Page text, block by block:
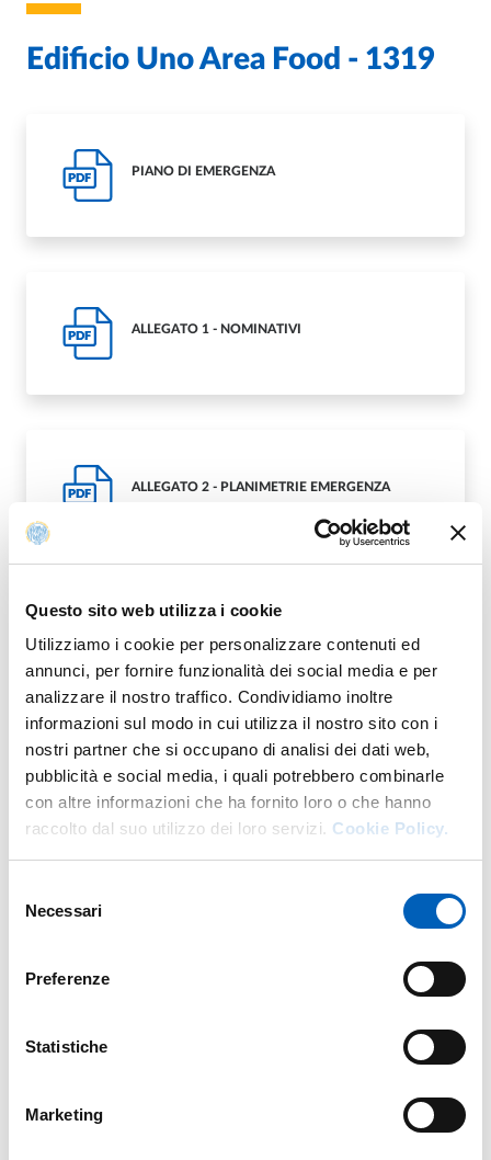
Questo sito web utilizza i cookie
Utilizziamo i cookie per personalizzare contenuti ed
annunci, per fornire funzionalità dei social media e per
analizzare il nostro traffico. Condividiamo inoltre
informazioni sul modo in cui utilizza il nostro sito con i
nostri partner che si occupano di analisi dei dati web,
pubblicità e social media, i quali potrebbero combinarle
con altre informazioni che ha fornito loro o che hanno
raccolto dal suo utilizzo dei loro servizi. Cookie Policy.
delNecessari
Preferenze
Statistiche
Marketing
Edificio Uno Area Food - 1319
PDF
PIANO DI EMERGENZA
PDF
ALLEGATO 1 - NOMINATIVI
PDF
ALLEGATO 2 - PLANIMETRIE EMERGENZA
PDF
STUDENTI
PDF
ALLEGATO 4 - DEFIBRILLATORI
Modificato il